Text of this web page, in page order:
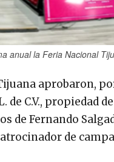
anual la Feria Nacional
aprobaron,
de C.V.,
de Fernando
de